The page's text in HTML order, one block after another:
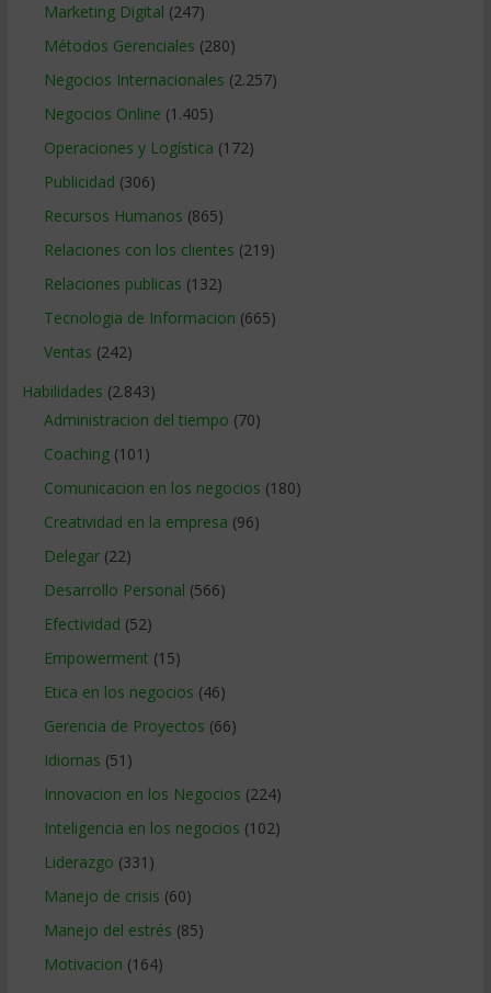
Marketing Digital (247)
Métodos Gerenciales (280)
Negocios Internacionales (2.257)
Negocios Online (1.405)
Operaciones y Logística (172)
Publicidad (306)
Recursos Humanos (865)
Relaciones con los clientes (219)
Relaciones publicas (132)
Tecnologia de Informacion (665)
Ventas (242)
Habilidades (2.843)
Administracion del tiempo (70)
Coaching(101)
Comunicacion en los negocios (180)
Creatividad en la empresa (96)
Delegar(22)
Desarrollo Personal (566)
Efectividad (52)
Empowerment (15)
Etica en los negocios (46)
Gerencia de Proyectos (66)
Idiomas (51)
Innovacion en los Negocios (224)
Inteligencia en los negocios (102)
Liderazgo (331)
Manejo de crisis (60)
Manejo del estrés (85)
Motivacion (164)